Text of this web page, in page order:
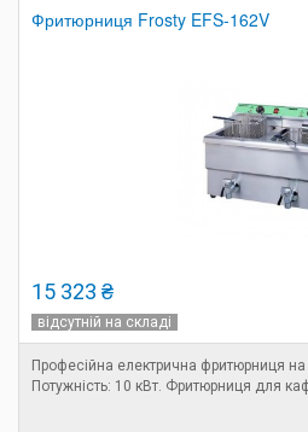
Фритюрниця Frosty EFS-162V
15 323 ₴
відсутній на складі
Професійна електрична фритюрниця на
Потужність: 10 кВт. Фритюрниця для